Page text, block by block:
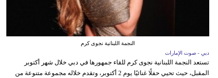
النجمة اللبنانية نجوى كرم
دبي - صوت الإمارات
تستعد النجمة اللبنانية نجوى كرم للقاء جمهورها في دبي خلال شهر أكتوبر
المقبل، حيث تحيي حفلًا غنائيًا يوم 2 أكتوبر، وتقدم خلاله مجموعة متنوعة من